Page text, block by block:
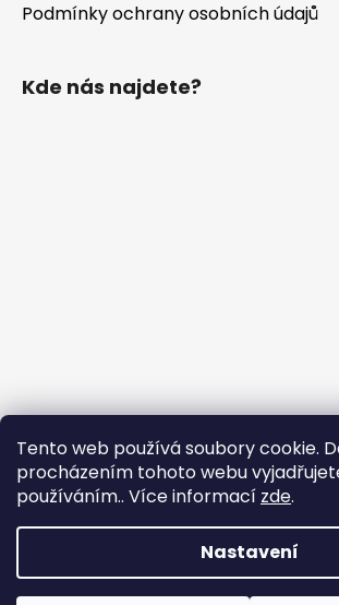
Tento web používá soubory cookie.
procházením tohoto webu
používáním.. Více informací zde.
Nastavení
Podmínky ochrany osobních údajů
Kde nás najdete?
Vytvořil Shoptet
Copyright 2026RS - sport.